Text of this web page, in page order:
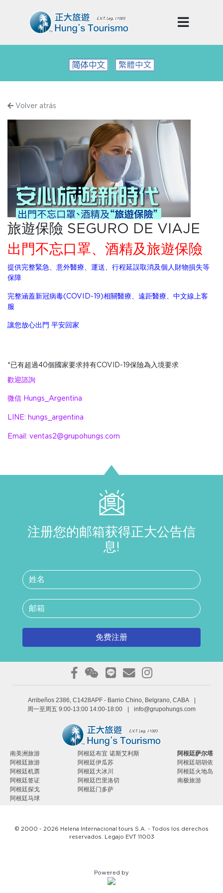
Volver atrás
旅遊保險 SEGURO DE VIAJE
出門不忘口罩、酒精及旅遊保險
提供完整緊急、意外醫療、運送、行程延誤取消及個人財物損失等
保障
完整涵蓋新冠病毒(COVID-19)相關醫療、遠距醫療、中文線上客
服
讓您放心出門 平安回家
*已有超過40個國家要求持有COVID-19保險為入境要求
歡迎諮詢
微信 Hungs_Argentina
LINE: hungs_argentina
Email: ventas2@grupohungs.com
注册您的邮箱获得正大公告信
息!
免费注册
Arribeños 2386, C1428APF- Barrio Chino, Belgrano, CABA
周一至周五 9:00-13:00 14:00-18:00
info@grupohungs.com
南美洲旅游
阿根廷旅游
阿根廷机票
阿根廷签证
阿根廷探戈
阿根廷马球
阿根廷布宜 诺斯艾利斯
阿根廷伊瓜苏
阿根廷大冰川
阿根廷巴里洛切
阿根廷门多萨
阿根廷萨尔塔
阿根廷胡胡依
阿根廷火地岛
南极旅游
© 2000 - 2026 Helena Internacional tours S.A. - Todos los derechos
reservados. Legajo EVT 11003
Powered by